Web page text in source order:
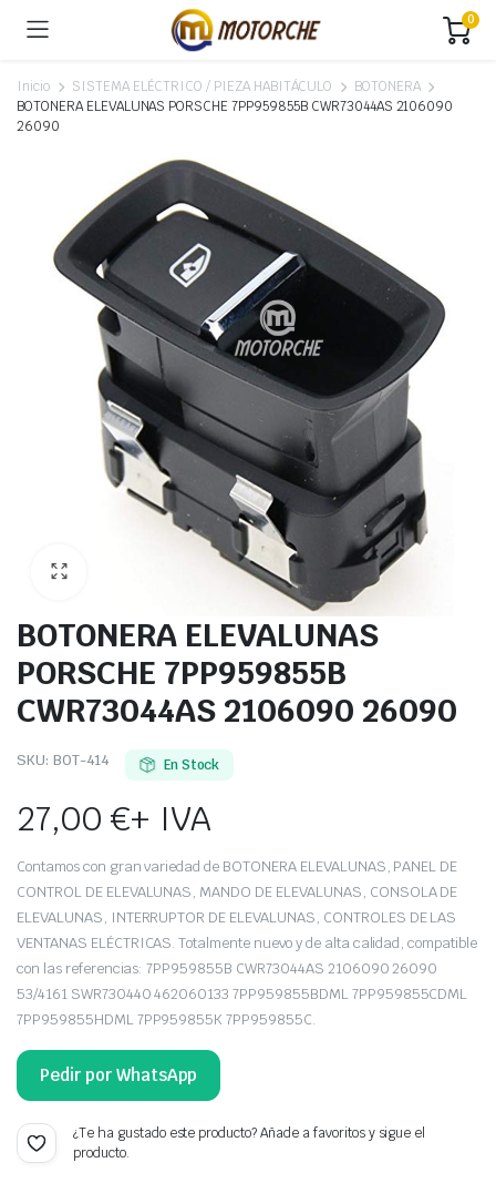
0
Inicio SISTEMA ELÉCTRICO / PIEZA HABITÁCULO
BOTONERA
BOTONERA ELEVALUNAS PORSCHE 7PP959855B CWR73044AS 2106090
26090
BOTONERA ELEVALUNAS
PORSCHE 7PP959855B
CWR73044AS 2106090 26090
SKU: BOT-414 En Stock
27,00€+ IVA
Contamos con gran variedad de BOTONERA ELEVALUNAS, PANEL DE
CONTROL DE ELEVALUNAS, MANDO DE ELEVALUNAS, CONSOLA DE
ELEVALUNAS, INTERRUPTOR DE ELEVALUNAS, CONTROLES DE LAS
VENTANAS ELÉCTRICAS. Totalmente nuevo y de alta calidad, compatible
con las referencias: 7PP959855B CWR73044AS 2106090 26090
53/4161 SWR730440 462060133 7PP959855BDML 7PP959855CDML
7PP959855HDML 7PP959855K 7PP959855C.
Pedir por WhatsApp
¿Te ha gustado este producto? Añade a favoritos y sigue el
producto.